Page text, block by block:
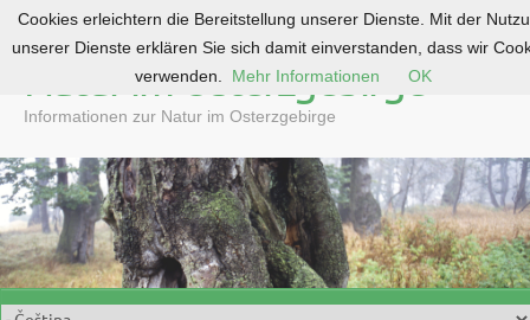
o
c
n
t
e
Natur im Osterzgebirge
Informationen zur Natur im Osterzgebirge
Cookies erleichtern die Bereitstellung unserer Dienste. Mit der
unserer Dienste erklären Sie sich damit einverstanden, dass wir
verwenden.
Mehr Informationen OK